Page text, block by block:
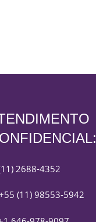
2688-4352
(11) 98553-5942